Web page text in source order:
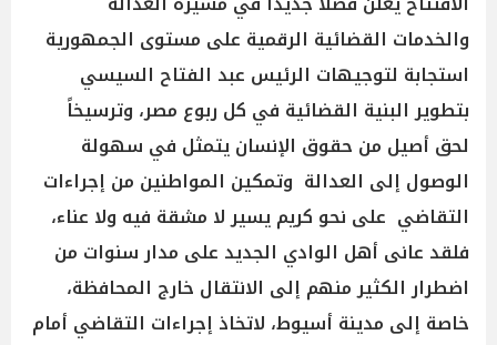
والخدمات القضائية الرقمية على مستوى الجمهورية
استجابة لتوجيهات الرئيس عبد الفتاح السيسي
بتطوير البنية القضائية في كل ربوع مصر، وترسيخاً
لحق أصيل من حقوق الإنسان يتمثل في سهولة
الوصول إلى العدالة وتمكين المواطنين من إجراءات
التقاضي على نحو كريم يسير لا مشقة فيه ولا عناء،
فلقد عانى أهل الوادي الجديد على مدار سنوات من
اضطرار الكثير منهم إلى الانتقال خارج المحافظة،
خاصة إلى مدينة أسيوط، لاتخاذ إجراءات التقاضي أمام